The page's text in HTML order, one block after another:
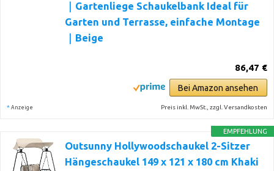
｜Gartenliege Schaukelbank Ideal für
Garten und Terrasse, einfache Montage
｜Beige
86,47 €
Bei Amazon ansehen
* Anzeige Preis inkl. MwSt., zzgl. Versandkosten
EMPFEHLUNG
Outsunny Hollywoodschaukel 2-Sitzer
Hängeschaukel 149 x 121 x 180 cm Khaki